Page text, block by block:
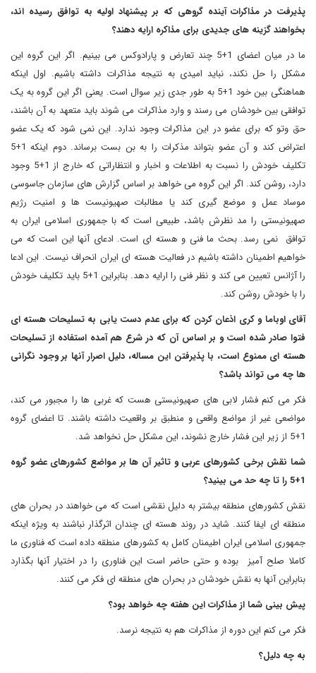
پذیرفت در مذاکرات آینده گروهی که بر پیشنهاد اولیه به توافق رسیده اند،
بخواهند گزینه های جدیدی برای مذاکره ارایه دهند؟
ما در میان اعضای 5+1 چند تعارض و پارادوکس می بینیم. اگر این گروه این
مشکل را حل نکند، نباید امیدی به نتیجه مذاکرات داشته باشیم. اول اینکه
هماهنگی بین خود 5+1 به طور جدی زیر سوال است. یعنی اگر این گروه به یک
توافقی بین خودشان می رسند و وارد مذاکرات می شوند باید متعهد به آن باشند،
حق وتو که برای عضو در این مذاکرات وجود ندارد. این نمی شود که یک عضو
اعتراض کند و آن عضو بتواند مذکرات را به بن بست برساند. دوم اینکه 5+1
تکلیف خودش را نسبت به اطلاعات و اخبار و انتظاراتی که خارج از 5+1 وجود
دارد، روشن کند. اگر این گروه می خواهد بر اساس گزارش های سازمان جاسوسی
موساد عمل و موضع گیری کند یا مطالبات صهیونیست ها و امنیت رژیم
صهیونیستی را مد نظرش باشد، طبیعی است که با جمهوری اسلامی ایران به
توافق نمی رسد. بحث ما فنی و هسته ای است. ادعای آنها این است که می
خواهیم اطمینان داشته باشیم در فعالیت هسته ای ایران انحراف نیست. این ادعا
را آژانس تعیین می کند و نظر فنی را ارایه دهد. بنابراین 5+1 باید تکلیف خودش
را با خودش روشن کند.
آقای اوباما و کری اذعان کردن که برای عدم دست یابی به تسلیحات هسته ای
فتوا صادر شده است و بر اساس آن که در شرع هم آمده استفاده از تسلیحات
هسته ای ممنوع است، با پذیرفتن این مساله، دلیل اصرار آنها بر وجود نگرانی
ها چه می تواند باشد؟
فکر می کنم فشار لابی های صهیونیستی هست که غربی ها را مجبور می کند،
مواضعی غیر از مواضع واقعی و منطبق بر واقعیت داشته باشند. تا اعضای گروه
5+1 از زیر این فشار خارج نشوند، این مشکل حل نخواهد شد.
شما نقش برخی کشورهای عربی و تاثیر آن ها بر مواضع کشورهای عضو گروه
5+1را تا چه حد می بینید؟
نقش کشورهای منطقه بیشتر به دلیل نقشی است که می خواهند در بحران های
منطقه ای ایفا کنند. شاید در روند هسته ای چندان اثرگذار نباشند به ویژه اینکه
جمهوری اسلامی ایران اطیمنان کامل به کشورهای منطقه داده است که فناوری ما
کاملا صلح آمیز بوده و حتی حاضر است این فناوری را در اختیار آنها بگذارد
بنابراین آنها به نقش خودشان در بحران های منطقه ای فکر می کنند.
پیش بینی شما از مذاکرات این هفته چه خواهد بود؟
فکر می کنم این دوره از مذاکرات هم به نتیجه نرسد.
به چه دلیل؟